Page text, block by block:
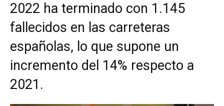
2022 ha terminado con 1.145
fallecidos en las carreteras
españolas, lo que supone un
incremento del 14% respecto a
2021.